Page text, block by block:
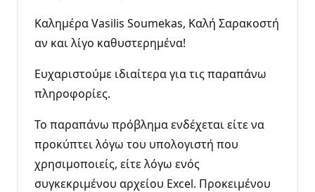
Καλημέρα Vasilis Soumekas, Καλή Σαρακοστή
αν και λίγο καθυστερημένα!
Ευχαριστούμε ιδιαίτερα για τις παραπάνω
πληροφορίες.
Το παραπάνω πρόβλημα ενδέχεται είτε να
προκύπτει λόγω του υπολογιστή που
χρησιμοποιείς, είτε λόγω ενός
συγκεκριμένου αρχείου Excel. Προκειμένου